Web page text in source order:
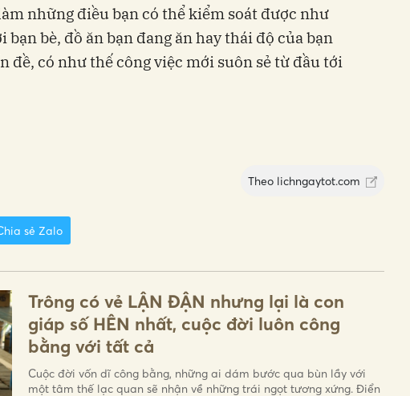
những điều bạn có thể kiểm soát được như
bạn bè, đồ ăn bạn đang ăn hay thái độ của bạn
đề, có như thế công việc mới suôn sẻ từ đầu tới
Theo lichngaytot.com
sẻ Zalo
Trông có vẻ LẬN ĐẬN nhưng lại là con
giáp số HÊN nhất, cuộc đời luôn công
bằng với tất cả
Cuộc đời vốn dĩ công bằng, những ai dám bước qua bùn lầy với
một tâm thế lạc quan sẽ nhận về những trái ngọt tương xứng. Điển